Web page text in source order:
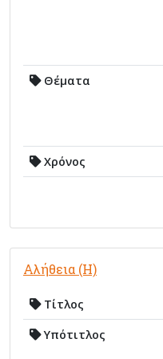
Θέματα
Χρόνος
Αλήθεια (Η)
Τίτλος
Υπότιτλος